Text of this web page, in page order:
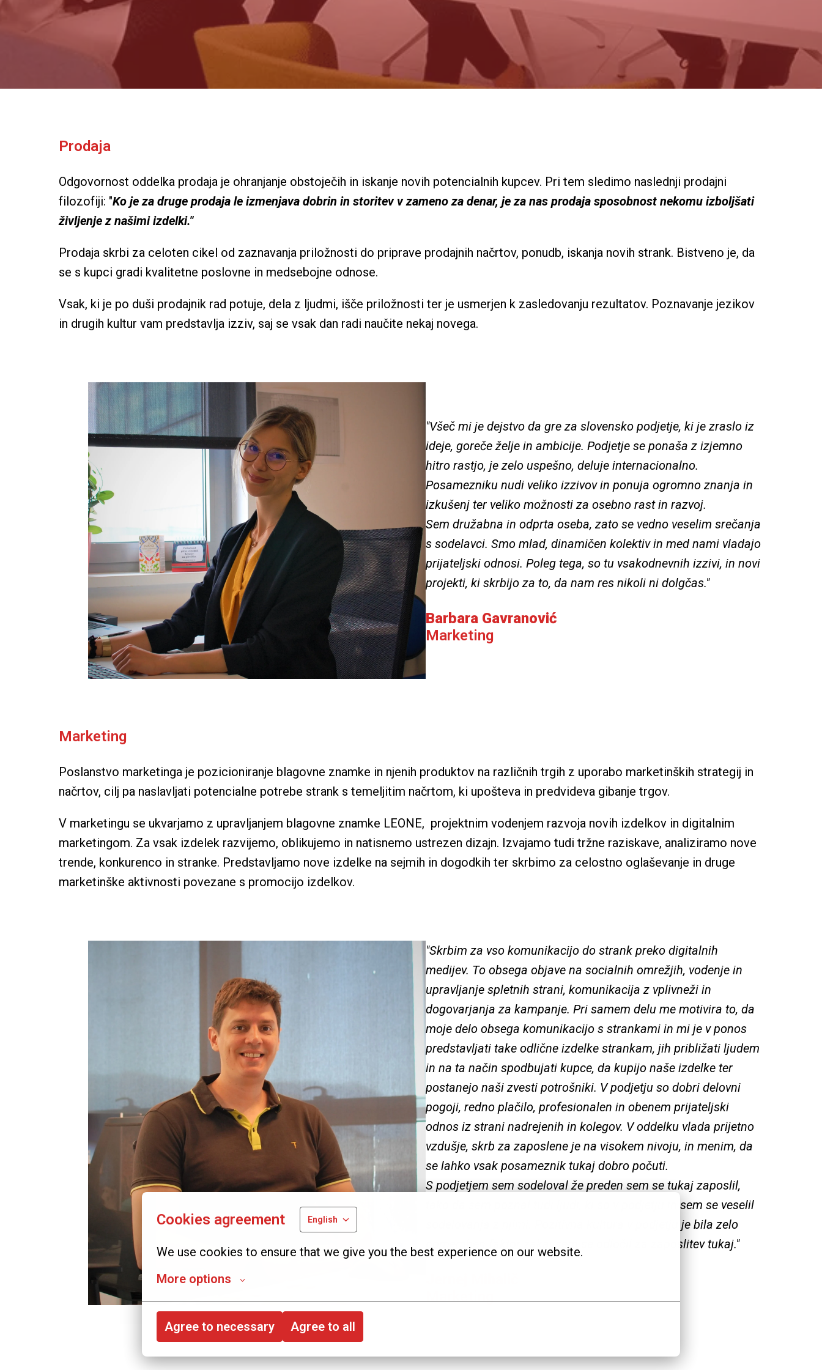
Cookies agreement English
We use cookies to ensure that we give you the best experience on our website.
More options
Agree to necessary Agree to all
Prodaja
Odgovornost oddelka prodaja je ohranjanje obstoječih in iskanje novih potencialnih kupcev. Pri tem sledimo naslednji prodajni
filozofiji: "Ko je za druge prodaja le izmenjava dobrin in storitev v zameno za denar, je za nas prodaja sposobnost nekomu izboljšati
življenje z našimi izdelki."
Prodaja skrbi za celoten cikel od zaznavanja priložnosti do priprave prodajnih načrtov, ponudb, iskanja novih strank. Bistveno je, da
se s kupci gradi kvalitetne poslovne in medsebojne odnose.
Vsak, ki je po duši prodajnik rad potuje, dela z ljudmi, išče priložnosti ter je usmerjen k zasledovanju rezultatov. Poznavanje jezikov
in drugih kultur vam predstavlja izziv, saj se vsak dan radi naučite nekaj novega.
"Všeč mi je dejstvo da gre za slovensko podjetje, ki je zraslo iz
ideje, goreče želje in ambicije. Podjetje se ponaša z izjemno
hitro rastjo, je zelo uspešno, deluje internacionalno.
Posamezniku nudi veliko izzivov in ponuja ogromno znanja in
izkušenj ter veliko možnosti za osebno rast in razvoj.
Sem družabna in odprta oseba, zato se vedno veselim srečanja
s sodelavci. Smo mlad, dinamičen kolektiv in med nami vladajo
prijateljski odnosi. Poleg tega, so tu vsakodnevnih izzivi, in novi
projekti, ki skrbijo za to, da nam res nikoli ni dolgčas."
Barbara Gavranović
Marketing
Marketing
Poslanstvo marketinga je pozicioniranje blagovne znamke in njenih produktov na različnih trgih z uporabo marketinških strategij in
načrtov, cilj pa naslavljati potencialne potrebe strank s temeljitim načrtom, ki upošteva in predvideva gibanje trgov.
V marketingu se ukvarjamo z upravljanjem blagovne znamke LEONE,  projektnim vodenjem razvoja novih izdelkov in digitalnim
marketingom. Za vsak izdelek razvijemo, oblikujemo in natisnemo ustrezen dizajn. Izvajamo tudi tržne raziskave, analiziramo nove
trende, konkurenco in stranke. Predstavljamo nove izdelke na sejmih in dogodkih ter skrbimo za celostno oglaševanje in druge
marketinške aktivnosti povezane s promocijo izdelkov.
"Skrbim za vso komunikacijo do strank preko digitalnih
medijev. To obsega objave na socialnih omrežjih, vodenje in
upravljanje spletnih strani, komunikacija z vplivneži in
dogovarjanja za kampanje. Pri samem delu me motivira to, da
moje delo obsega komunikacijo s strankami in mi je v ponos
predstavljati take odlične izdelke strankam, jih približati ljudem
in na ta način spodbujati kupce, da kupijo naše izdelke ter
postanejo naši zvesti potrošniki. V podjetju so dobri delovni
pogoji, redno plačilo, profesionalen in obenem prijateljski
odnos iz strani nadrejenih in kolegov. V oddelku vlada prijetno
vzdušje, skrb za zaposlene je na visokem nivoju, in menim, da
se lahko vsak posameznik tukaj dobro počuti.
S podjetjem sem sodeloval že preden sem se tukaj zaposlil,
tako da sem poznal tudi ljudi, ki so v podjetju in sem se veselil
sodelovanja z njimi. Pozitivna kultura v podjetju je bila zelo
pomemben faktor zakaj sem se odločil za zaposlitev tukaj."
Marketing